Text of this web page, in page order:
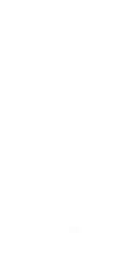
Судовая
Фильтры и